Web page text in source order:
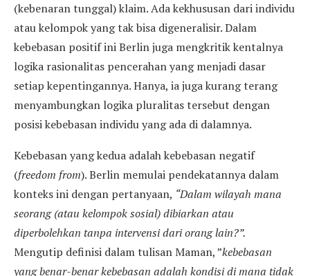
(kebenaran tunggal) klaim. Ada kekhususan dari individu
atau kelompok yang tak bisa digeneralisir. Dalam
kebebasan positif ini Berlin juga mengkritik kentalnya
logika rasionalitas pencerahan yang menjadi dasar
setiap kepentingannya. Hanya, ia juga kurang terang
menyambungkan logika pluralitas tersebut dengan
posisi kebebasan individu yang ada di dalamnya.
Kebebasan yang kedua adalah kebebasan negatif
(freedom from). Berlin memulai pendekatannya dalam
konteks ini dengan pertanyaan, “Dalam wilayah mana
seorang (atau kelompok sosial) dibiarkan atau
diperbolehkan tanpa intervensi dari orang lain?”.
Mengutip definisi dalam tulisan Maman, ”kebebasan
yang benar-benar kebebasan adalah kondisi di mana tidak